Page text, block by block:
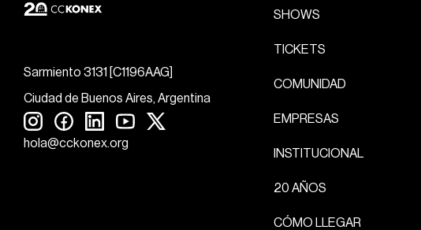
Sarmiento 3131 [C1196AAG]
Ciudad de Buenos Aires, Argentina
hola@cckonex.org
SHOWS
TICKETS
COMUNIDAD
EMPRESAS
INSTITUCIONAL
20 AÑOS
CÓMO LLEGAR